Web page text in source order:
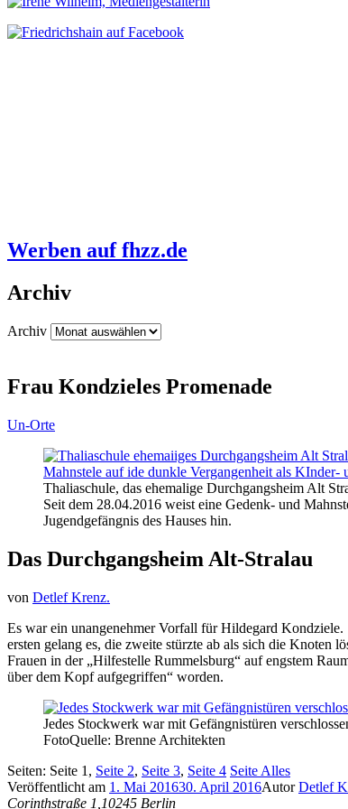
Werben auf fhzz.de
Archiv
Archiv
Frau Kondzieles Promenade
Un-Orte
Thaliaschule, das ehemalige Durchgangsheim Alt
Seit dem 28.04.2016 weist eine Gedenk- und
Jugendgefängnis des Hauses hin.
Das Durchgangsheim Alt-Stralau
von Detlef Krenz.
Es war ein unangenehmer Vorfall für Hildegard
ersten gelang es, die zweite stürzte ab als sich die Knoten
Frauen in der „Hilfestelle Rummelsburg“ auf engstem
über dem Kopf aufgegriffen“ worden.
Jedes Stockwerk war mit Gefängnistüren
FotoQuelle: Brenne Architekten
Seiten: Seite 1 , Seite 2, Seite 3, Seite 4 Seite Alles
Veröffentlicht am 1. Mai 201630. April 2016AutorDetlef
Corinthstraße 1,10245 Berlin